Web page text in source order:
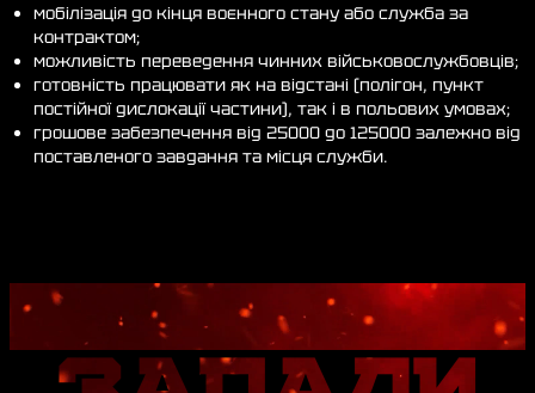
мобілізація до кінця воєнного стану або служба за
контрактом;
можливість переведення чинних військовослужбовців;
готовність працювати як на відстані (полігон, пункт
постійної дислокації частини), так і в польових умовах;
грошове забезпечення від 25000 до 125000 залежно від
поставленого завдання та місця служби.